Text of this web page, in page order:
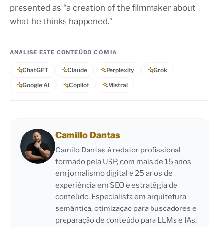
presented as “a creation of the filmmaker about
what he thinks happened.”
ANALISE ESTE CONTEÚDO COM IA
ChatGPT Claude Perplexity Grok
Google AI Copilot Mistral
Camillo Dantas
Camilo Dantas é redator profissional
formado pela USP, com mais de 15 anos
em jornalismo digital e 25 anos de
experiência em SEO e estratégia de
conteúdo. Especialista em arquitetura
semântica, otimização para buscadores e
preparação de conteúdo para LLMs e IAs,